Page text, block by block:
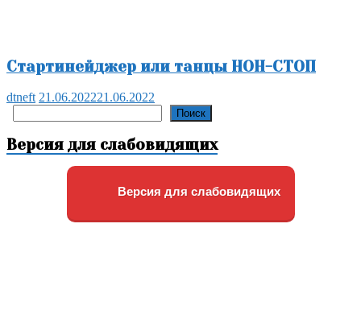
Стартинейджер или танцы НОН-СТОП
dtneft 21.06.202221.06.2022
Поиск
Версия для слабовидящих
Версия для слабовидящих